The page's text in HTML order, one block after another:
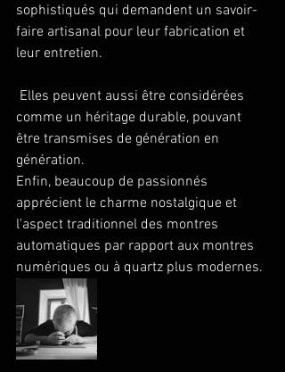
sophistiqués qui demandent un savoir-
faire artisanal pour leur fabrication et
leur entretien.
comme un héritage durable, pouvant
être transmises de génération en
génération.
Enfin, beaucoup de passionnés
apprécient le charme nostalgique et
l'aspect traditionnel des montres
automatiques par rapport aux montres
numériques ou à quartz plus modernes.